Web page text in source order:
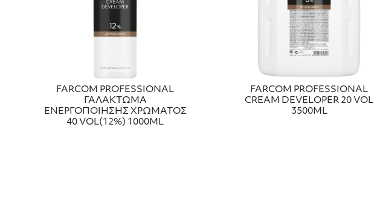
FARCOM PROFESSIONAL
ΓΑΛΑΚΤΩΜΑ
ΕΝΕΡΓΟΠΟΙΗΣΗΣ ΧΡΩΜΑΤΟΣ
40 VOL(12%) 1000ML
FARCOM PROFESSIONAL
CREAM DEVELOPER 20 VOL
3500ML